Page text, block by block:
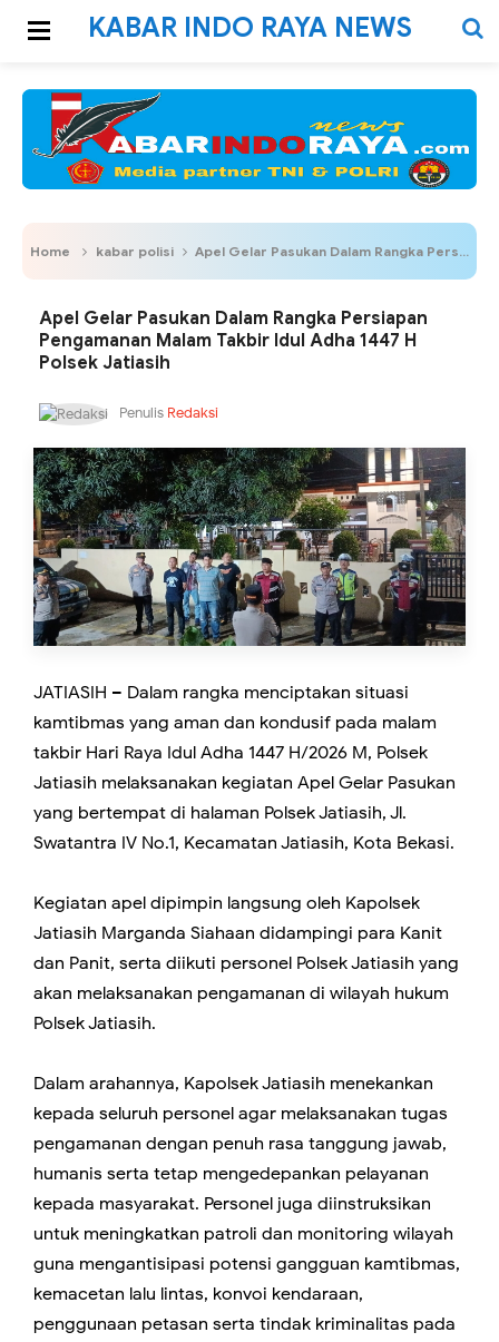
KABAR INDO RAYA NEWS
Home kabar polisi Apel Gelar Pasukan Dalam Rangka Persiapan Pengamanan Malam Takbir Idul Adha 1447 H Polsek Jatiasih
Apel Gelar Pasukan Dalam Rangka Persiapan
Pengamanan Malam Takbir Idul Adha 1447 H
Polsek Jatiasih
Penulis Redaksi
JATIASIH – Dalam rangka menciptakan situasi
kamtibmas yang aman dan kondusif pada malam
takbir Hari Raya Idul Adha 1447 H/2026 M, Polsek
Jatiasih melaksanakan kegiatan Apel Gelar Pasukan
yang bertempat di halaman Polsek Jatiasih, Jl.
Swatantra IV No.1, Kecamatan Jatiasih, Kota Bekasi.
Kegiatan apel dipimpin langsung oleh Kapolsek
Jatiasih Marganda Siahaan didampingi para Kanit
dan Panit, serta diikuti personel Polsek Jatiasih yang
akan melaksanakan pengamanan di wilayah hukum
Polsek Jatiasih.
Dalam arahannya, Kapolsek Jatiasih menekankan
kepada seluruh personel agar melaksanakan tugas
pengamanan dengan penuh rasa tanggung jawab,
humanis serta tetap mengedepankan pelayanan
kepada masyarakat. Personel juga diinstruksikan
untuk meningkatkan patroli dan monitoring wilayah
guna mengantisipasi potensi gangguan kamtibmas,
kemacetan lalu lintas, konvoi kendaraan,
penggunaan petasan serta tindak kriminalitas pada